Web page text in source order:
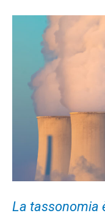
La tassonomia